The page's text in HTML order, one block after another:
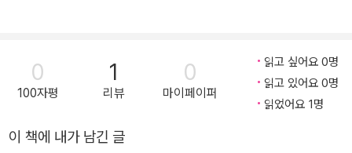
0
100자평
1
리뷰
0
마이페이퍼
읽고 싶어요 0명
읽고 있어요 0명
읽었어요 1명
이 책에 내가 남긴 글